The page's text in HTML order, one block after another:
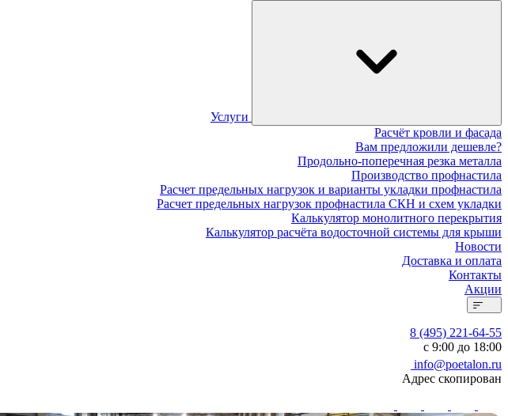
Услуги
Расчёт кровли и фасада
Вам предложили дешевле?
Продольно-поперечная резка металла
Производство профнастила
Расчет предельных нагрузок и варианты укладки профнастила
Расчет предельных нагрузок профнастила СКН и схем укладки
Калькулятор монолитного перекрытия
Калькулятор расчёта водосточной системы для крыши
Новости
Доставка и оплата
Контакты
Акции
8 (495) 221-64-55
с 9:00 до 18:00
info@poetalon.ru
Адрес скопирован